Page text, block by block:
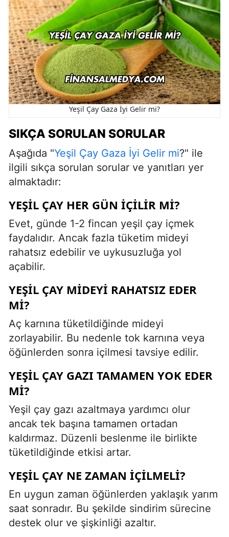
Yeşil Çay Gaza İyi Gelir mi?
SIKÇA SORULAN SORULAR
Aşağıda "Yeşil Çay Gaza İyi Gelir mi?" ile
ilgili sıkça sorulan sorular ve yanıtları yer
almaktadır:
YEŞIL ÇAY HER GÜN IÇILIR MI?
Evet, günde 1-2 fincan yeşil çay içmek
faydalıdır. Ancak fazla tüketim mideyi
rahatsız edebilir ve uykusuzluğa yol
açabilir.
YEŞIL ÇAY MIDEYI RAHATSIZ EDER
MI?
Aç karnına tüketildiğinde mideyi
zorlayabilir. Bu nedenle tok karnına veya
öğünlerden sonra içilmesi tavsiye edilir.
YEŞIL ÇAY GAZI TAMAMEN YOK EDER
MI?
Yeşil çay gazı azaltmaya yardımcı olur
ancak tek başına tamamen ortadan
kaldırmaz. Düzenli beslenme ile birlikte
tüketildiğinde etkisi artar.
YEŞIL ÇAY NE ZAMAN IÇILMELI?
En uygun zaman öğünlerden yaklaşık yarım
saat sonradır. Bu şekilde sindirim sürecine
destek olur ve şişkinliği azaltır.